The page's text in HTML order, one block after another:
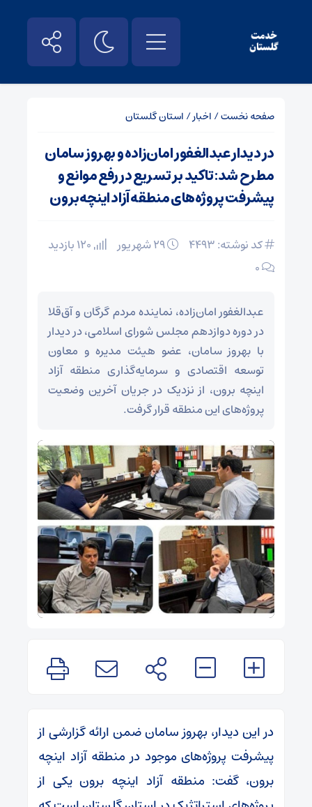
صفحه نخست/ اخبار/ استان گلستان
در دیدار عبدالغفور امان‌زاده و بهروز سامان
مطرح شد: تاکید بر تسریع در رفع موانع و
پیشرفت پروژه‌های منطقه آزاد اینچه‌برون
کد نوشته: 4493
۰
عبدالغفور امان‌زاده، نماینده مردم گرگان و آق‌قلا
در دوره دوازدهم مجلس شورای اسلامی، در دیدار
با بهروز سامان، عضو هیئت مدیره و معاون
توسعه اقتصادی و سرمایه‌گذاری منطقه آزاد
اینچه برون، از نزدیک در جریان آخرین وضعیت
پروژه‌های این منطقه قرار گرفت.
در این دیدار، بهروز سامان ضمن ارائه گزارشی از
پیشرفت پروژه‌های موجود در منطقه آزاد اینچه
برون، گفت: منطقه آزاد اینچه برون یکی از